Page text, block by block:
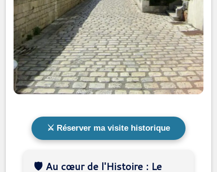
⚔️ Réserver ma visite historique
🛡️ Au cœur de l'Histoire : Le